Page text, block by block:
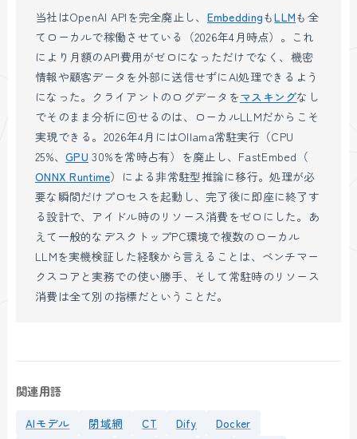
当社はOpenAI APIを完全廃止し、 EmbeddingもLLMも全
てローカルで稼働させている（2026年4月時点）。これ
により月額のAPI費用がゼロになっただけでなく、機密
情報や顧客データを外部に送信せずにAI処理できるよう
になった。クライアントのログデータをマスキングなし
でそのまま分析に回せるのは、ローカルLLMだからこそ
実現できる。2026年4月にはOllama常駐実行（CPU
25%、GPU 30%を常時占有）を廃止し、FastEmbed（
ONNX Runtime）による非常駐型推論に移行。処理が必
要な瞬間だけプロセスを起動し、完了後に即座に終了す
る設計で、アイドル時のリソース消費をゼロにした。あ
えて一般的なデスクトップPC環境で複数のローカル
LLMを実機検証した経験から言えることは、ベンチマー
クスコアと実務での使い勝手、そして常駐時のリソース
消費は全て別の指標だということだ。
関連用語
AIモデル 閉域網 CT Dify
Docker